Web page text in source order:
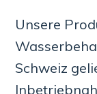
Unsere
Schweiz